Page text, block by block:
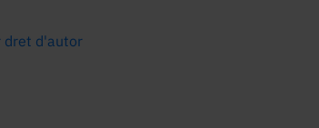
dret d'autor